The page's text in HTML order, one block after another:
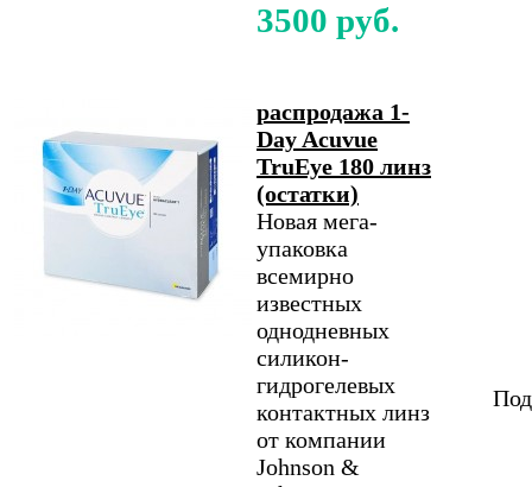
3500 руб.
распродажа 1-
Day Acuvue
TruEye 180 линз
(остатки)
Новая мега-
упаковка
всемирно
известных
однодневных
силикон-
гидрогелевых
контактных линз
от компании
Johnson &